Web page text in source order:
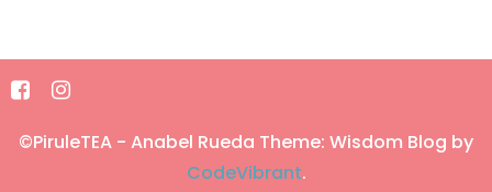
©PiruleTEA - Anabel Rueda Theme: Wisdom Blog by
CodeVibrant.